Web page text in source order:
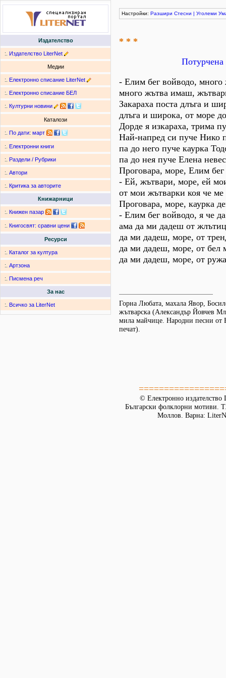
Издателство
:. Издателство LiterNet
Медии
:. Електронно списание LiterNet
:. Електронно списание БЕЛ
:. Културни новини
Каталози
:. По дати: март
:. Електронни книги
:. Раздели / Рубрики
:. Автори
:. Критика за авторите
Книжарници
:. Книжен пазар
:. Книгосвят: сравни цени
Ресурси
:. Каталог за култура
:. Артзона
:. Писмена реч
За нас
:. Всичко за LiterNet
Настройки: Разшири Стесни | Уголеми
* * *
Потурчена
- Елим бег войводо,
много жътва имаш,
Закараха поста длъга и
длъга и широка, от море
Дорде я изкараха, трима
Най-напред си пуче Нико
па до него пуче каурка
па до нея пуче Елена
Проговара, море, Елим бег
- Ей, жътвари, море, ей
от мои жътварки коя че ме
Проговара, море, каурка
- Елим бег войводо, я че
ама да ми дадеш от
да ми дадеш, море, от
да ми дадеш, море, от бел
да ми дадеш, море, от
Горна Любата, махала Явор,
жътварска (Александър Йовчев
мила майчице. Народни песни от
печат).
© Електронно издателство
Български фолклорни мотиви.
Моллов. Варна: